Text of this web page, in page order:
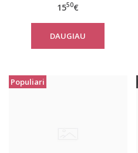
1550€
DAUGIAU
Populiari